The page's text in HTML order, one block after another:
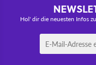
Hol' dir die neuesten Infos